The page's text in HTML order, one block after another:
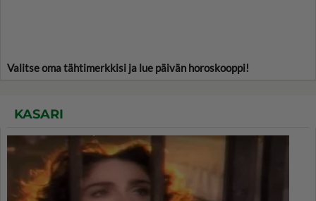
Valitse oma tähtimerkkisi ja lue päivän horoskooppi!
KASARI